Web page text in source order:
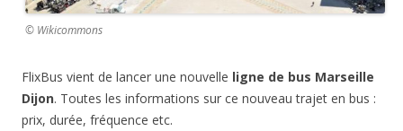
© Wikicommons
FlixBus vient de lancer une nouvelle ligne de bus Marseille
Dijon. Toutes les informations sur ce nouveau trajet en bus :
prix, durée, fréquence etc.